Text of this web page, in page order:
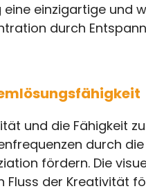
einzigartige und
durch
und die Fähigkeit
durch die
fördern. Die
der Kreativität